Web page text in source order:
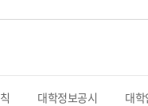
대학정보공시 대